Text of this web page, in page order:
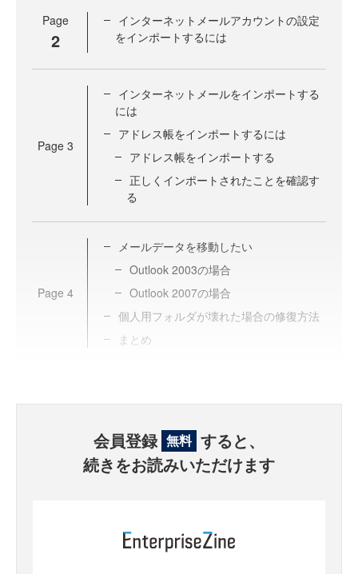
Page
2
インターネットメールアカウントの設定
をインポートするには
Page 3
インターネットメールをインポートする
には
アドレス帳をインポートするには
アドレス帳をインポートする
正しくインポートされたことを確認す
る
Page 4
メールデータを移動したい
Outlook 2003の場合
Outlook 2007の場合
個人用フォルダが壊れた場合の修復方法
まとめ
会員登録 無料 すると、
続きをお読みいただけます